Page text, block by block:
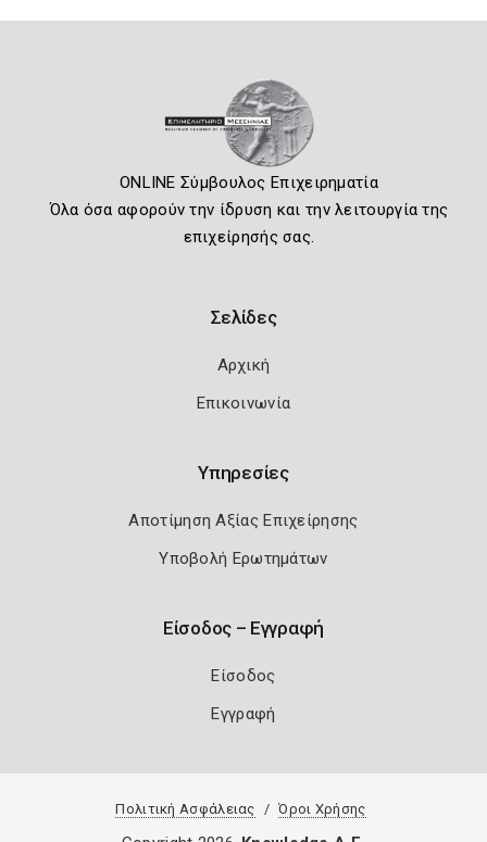
ONLINE Σύμβουλος Επιχειρηματία
Όλα όσα αφορούν την ίδρυση και την λειτουργία της
επιχείρησής σας.
Σελίδες
Αρχική
Επικοινωνία
Υπηρεσίες
Αποτίμηση Αξίας Επιχείρησης
Υποβολή Ερωτημάτων
Είσοδος – Εγγραφή
Είσοδος
Εγγραφή
Πολιτική Ασφάλειας Όροι Χρήσης